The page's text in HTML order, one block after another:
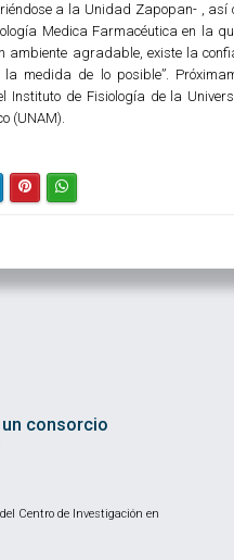
a la Unidad Zapopan- , así
Medica Farmacéutica en la
ambiente agradable, existe la
medida de lo posible”.
Instituto de Fisiología de la
(UNAM).
un consorcio
Centro de Investigación en